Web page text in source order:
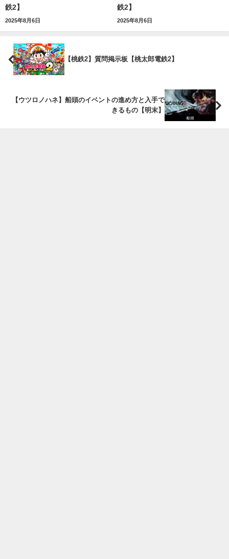
鉄2】
2025年8月6日
鉄2】
2025年8月6日
【桃鉄2】質問掲示板【桃太郎電鉄2】
【ウツロノハネ】船頭のイベントの進め方と入手で
きるもの【明末】